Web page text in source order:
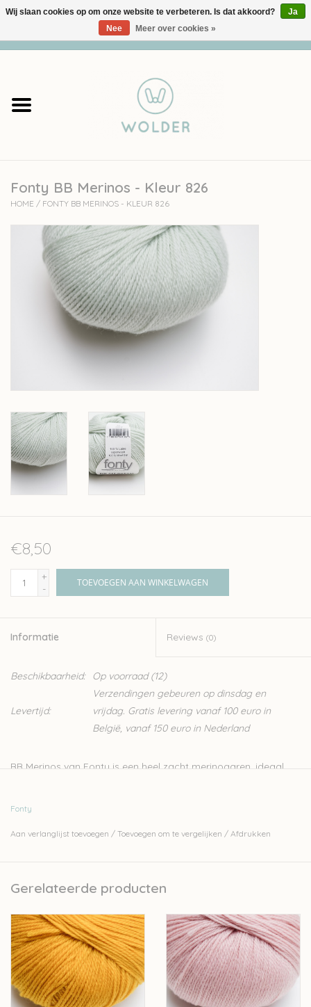
Garens
Accessoires
workshops
Cadeaubon
Fonty BB Merinos - Kleur 826
HOME / FONTY BB MERINOS - KLEUR 826
€8,50
+
-
TOEVOEGEN AAN WINKELWAGEN
Informatie Reviews (0)
Beschikbaarheid: Op voorraad(12)
Levertijd:
Verzendingen gebeuren op dinsdag en
vrijdag. Gratis levering vanaf 100 euro in
België, vanaf 150 euro in Nederland
BB Merinos van Fonty is een heel zacht merinogaren, ideaal
Fonty is een van de laatst overgebleven kleine Frans
gewerkt waardoor ook de lokale economie gesteund wordt.
Fonty besteedt veel aandacht aan transparantie. Elk product
heeft op zijn label een QR code, hierop vind je alle info over het
productieproces en de oorsprong van de grondstoffen.
De garens van Fonty worden gekleurd op strengen, wat zorgt
dat de kleur dieper in het garen dringt en langer zijn kleur
behoudt.
Fonty
Aan verlanglijst toevoegen / Toevoegen om te vergelijken / Afdrukken
Gerelateerde producten
Wij slaan cookies op om onze website te verbeteren. Is dat akkoord?
Ja
Nee
Meer over cookies »